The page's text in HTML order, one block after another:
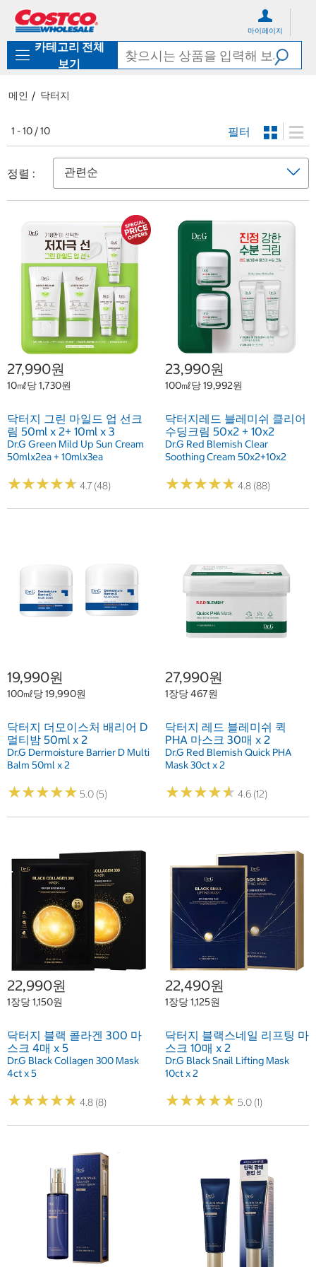
로
기
가
마이페이지
카테고리 전체
보기
메인 닥터지
1 - 10 / 10 필터
정렬 :
27,990원
10㎖당 1,730원
닥터지 그린 마일드 업 선크
림 50ml x 2+ 10ml x 3
Dr.G Green Mild Up Sun Cream
50mlx2ea + 10mlx3ea
★★★★★
★★★★★ 4.7 (48)
23,990원
100㎖당 19,992원
닥터지레드 블레미쉬 클리어
수딩크림 50x2 + 10x2
Dr.G Red Blemish Clear
Soothing Cream 50x2+10x2
★★★★★
★★★★★ 4.8 (88)
19,990원
100㎖당 19,990원
닥터지 더모이스처 배리어 D
멀티밤 50ml x 2
Dr.G Dermoisture Barrier D Multi
Balm 50ml x 2
★★★★★
★★★★★ 5.0 (5)
27,990원
1장당 467원
닥터지 레드 블레미쉬 퀵
PHA 마스크 30매 x 2
Dr.G Red Blemish Quick PHA
Mask 30ct x 2
★★★★★
★★★★★ 4.6 (12)
22,990원
1장당 1,150원
닥터지 블랙 콜라겐 300 마
스크 4매 x 5
Dr.G Black Collagen 300 Mask
4ct x 5
★★★★★
★★★★★ 4.8 (8)
22,490원
1장당 1,125원
닥터지 블랙스네일 리프팅 마
스크 10매 x 2
Dr.G Black Snail Lifting Mask
10ct x 2
★★★★★
★★★★★ 5.0 (1)